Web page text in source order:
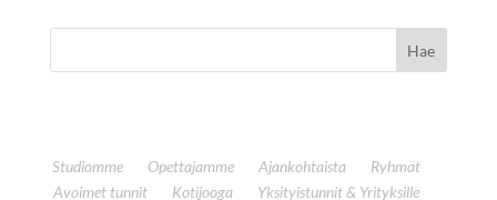
Studiomme Opettajamme Ajankohtaista
Ryhmät
Avoimet tunnit
Kotijooga Yksityistunnit & Yrityksille